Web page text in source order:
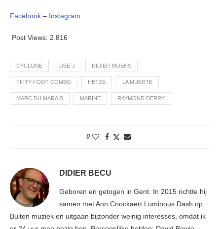
Facebook – Instagram
Post Views: 2.816
CYCLONE DEE-J DIDIER MOENS
FIFTY FOOT COMBO HETZE LA MUERTE
MARC DU MARAIS MARINE RAYMOND DERRY
0
DIDIER BECU
Geboren en getogen in Gent. In 2015 richtte hij
samen met Ann Cnockaert Luminous Dash op.
Buiten muziek en uitgaan bijzonder weinig interesses, omdat ik